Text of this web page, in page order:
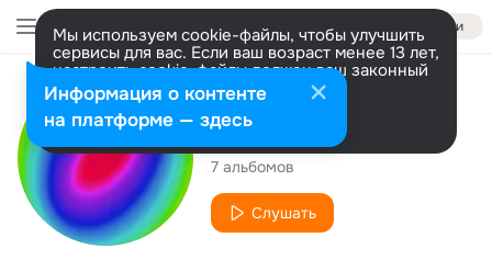
Войти
Мы используем cookie-файлы, чтобы улучшить
сервисы для вас. Если ваш возраст менее 13 лет,
настроить cookie-файлы должен ваш законный
представитель. Больше информации
Разрешить все Настроить
Исполнитель
Paolo Di Cioccio
7 альбомов
Слушать
Информация о контенте
на платформе — здесь